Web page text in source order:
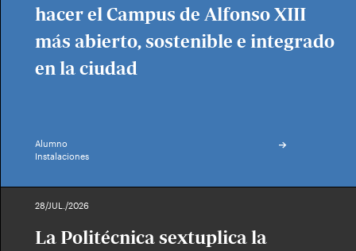
hacer el Campus de Alfonso XIII
más abierto, sostenible e integrado
en la ciudad
Alumno
Instalaciones
28/JUL./2026
La Politécnica sextuplica la